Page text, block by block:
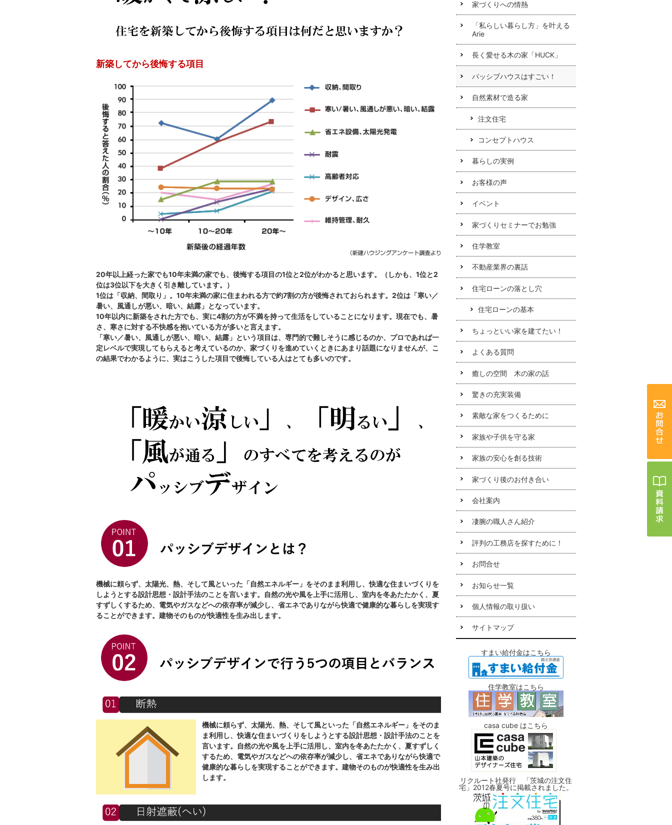
新築してから後悔する項目
20年以上経った家でも10年未満の家でも、後悔する項目の1位と2位がわかると思います。（しかも、1位と2
位は3位以下を大きく引き離しています。）
1位は「収納、間取り」。10年未満の家に住まわれる方で約7割の方が後悔されておられます。2位は「寒い／
暑い、風通しが悪い、暗い、結露」となっています。
10年以内に新築をされた方でも、実に4割の方が不満を持って生活をしていることになります。現在でも、暑
さ、寒さに対する不快感を抱いている方が多いと言えます。
「寒い／暑い、風通しが悪い、暗い、結露」という項目は、専門的で難しそうに感じるのか、プロであれば一
定レベルで実現してもらえると考えているのか、家づくりを進めていくときにあまり話題になりませんが、こ
の結果でわかるように、実はこうした項目で後悔している人はとても多いのです。
機械に頼らず、太陽光、熱、そして風といった「自然エネルギー」をそのまま利用し、快適な住まいづくりを
しようとする設計思想・設計手法のことを言います。自然の光や風を上手に活用し、室内を冬あたたかく、夏
すずしくするため、電気やガスなどへの依存率が減少し、省エネでありながら快適で健康的な暮らしを実現す
ることができます。建物そのものが快適性を生み出します。
機械に頼らず、太陽光、熱、そして風といった「自然エネルギー」をそのま
ま利用し、快適な住まいづくりをしようとする設計思想・設計手法のことを
言います。自然の光や風を上手に活用し、室内を冬あたたかく、夏すずしく
するため、電気やガスなどへの依存率が減少し、省エネでありながら快適で
健康的な暮らしを実現することができます。建物そのものが快適性を生み出
します。
家づくりへの情熱
「私らしい暮らし方」を叶える
Arie
長く愛せる木の家「HUCK」
パッシブハウスはすごい！
自然素材で造る家
注文住宅
コンセプトハウス
暮らしの実例
お客様の声
イベント
家づくりセミナーでお勉強
住学教室
不動産業界の裏話
住宅ローンの落とし穴
住宅ローンの基本
ちょっといい家を建てたい！
よくある質問
癒しの空間 木の家の話
驚きの充実装備
素敵な家をつくるために
家族や子供を守る家
家族の安心を創る技術
家づくり後のお付き合い
会社案内
凄腕の職人さん紹介
評判の工務店を探すために！
お問合せ
お知らせ一覧
個人情報の取り扱い
サイトマップ
すまい給付金はこちら
住学教室はこちら
casa cube はこちら
リクルート社発行 「茨城の注文住
宅」2012春夏号に掲載されました。